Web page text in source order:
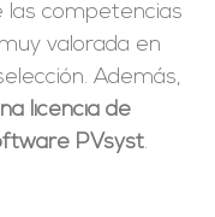
las competencias
valorada en
Además,
licencia de
PVsyst.